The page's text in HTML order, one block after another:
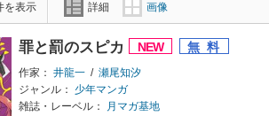
を表示 詳細 画像
罪と罰のスピカ
作家： 井龍一 / 瀬尾知汐
ジャンル：
少年マンガ
雑誌・レーベル：
月マガ基地